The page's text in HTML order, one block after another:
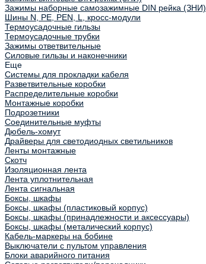
Зажимы наборные самозажимные DIN рейка (ЗНИ)
Шины N, PE, PEN, L, кросс-модули
Термоусадочные гильзы
Термоусадочные трубки
Зажимы ответвительные
Силовые гильзы и наконечники
Еще
Системы для прокладки кабеля
Разветвительные коробки
Распределительные коробки
Монтажные коробки
Подрозетники
Соединительные муфты
Дюбель-хомут
Драйверы для светодиодных светильников
Ленты монтажные
Скотч
Изоляционная лента
Лента уплотнительная
Лента сигнальная
Боксы, шкафы
Боксы, шкафы (пластиковый корпус)
Боксы, шкафы (принадлежности и аксессуары)
Боксы, шкафы (металический корпус)
Кабель-маркеры на бобине
Выключатели с пультом управления
Блоки аварийного питания